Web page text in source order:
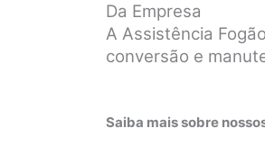
Da Empresa
A Assistência
conversão e
Saiba mais sobre